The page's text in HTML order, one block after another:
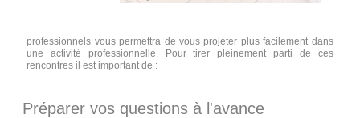
professionnels vous permettra de vous projeter plus facilement dans
une activité professionnelle. Pour tirer pleinement parti de ces
rencontres il est important de :
Préparer vos questions à l'avance